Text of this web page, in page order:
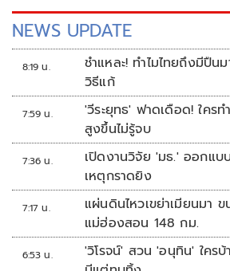
NEWS UPDATE
8:19 น.
ชำแหละ! ทำไมไทยถึงมีปื
วิธีแก้
7:59 น.
'วีระยุทธ' ฟาดเดือด! ใคร
สูงขึ้นไม่รู้จบ
7:36 น.
เปิดงานวิจัย 'มธ.' ออกแบ
เหตุกราดยิง
7:17 น.
แผ่นดินไหวเขย่าเมียนมา
แม่ฮ่องสอน 148 กม.
6:53 น.
'วิโรจน์' สวน 'อนุทิน' ใครบ้